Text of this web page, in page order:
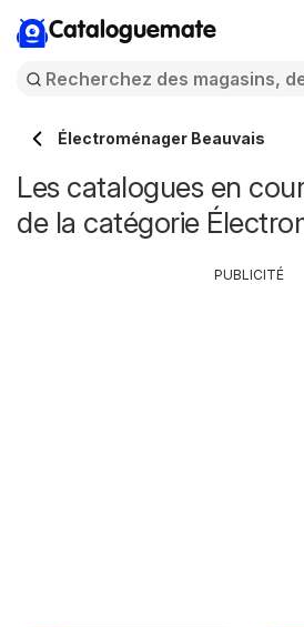
Cataloguemate
Électroménager Beauvais
Les catalogues en
de la catégorie
PUBLICITÉ